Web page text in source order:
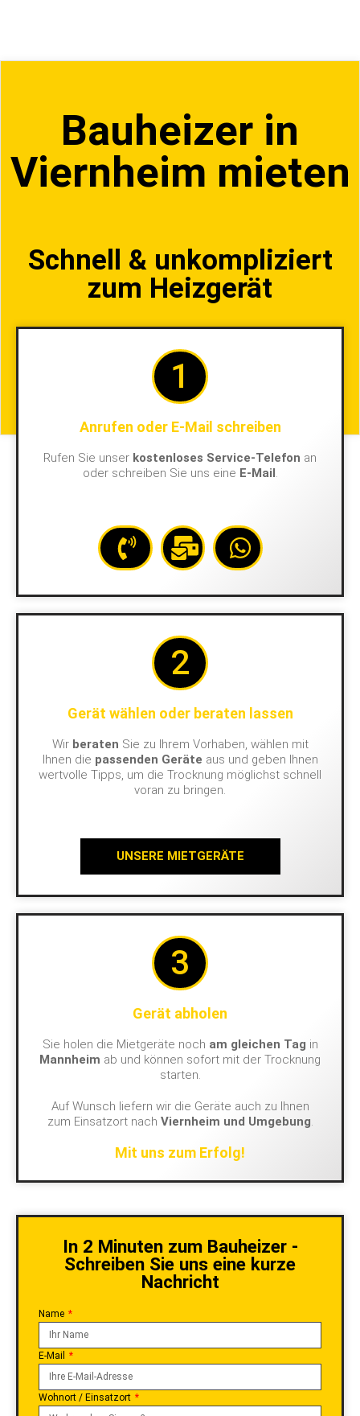
Bauheizer in
Viernheim mieten
Schnell & unkompliziert
zum Heizgerät
1
Anrufen oder E-Mail schreiben
Rufen Sie unser kostenloses Service-Telefon an
oder schreiben Sie uns eine E-Mail.
2
Gerät wählen oder beraten lassen
Wir beraten Sie zu Ihrem Vorhaben, wählen mit
Ihnen die passenden Geräte aus und geben Ihnen
wertvolle Tipps, um die Trocknung möglichst schnell
voran zu bringen.
UNSERE MIETGERÄTE
3
Gerät abholen
Sie holen die Mietgeräte noch am gleichen Tag in
Mannheim ab und können sofort mit der Trocknung
starten.
Auf Wunsch liefern wir die Geräte auch zu Ihnen
zum Einsatzort nach Viernheim und Umgebung.
Mit uns zum Erfolg!
In 2 Minuten zum Bauheizer -
Schreiben Sie uns eine kurze
Nachricht
Name
E-Mail
Wohnort / Einsatzort